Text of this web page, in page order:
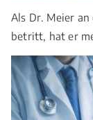
Als Dr. Meier
betritt, hat er